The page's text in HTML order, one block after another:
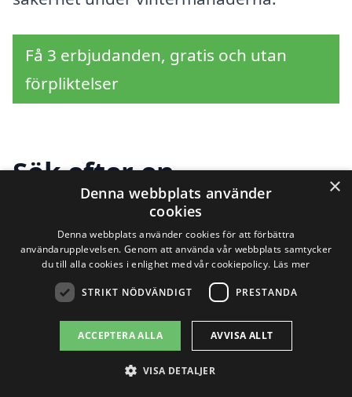
Få 3 erbjudanden, gratis och utan
förpliktelser
Sök efter en
professionell för
snöröjning i andra
städer nära Venngarn
Att hålla din uppfart, gångvägar och
andra ytor fria från snö är viktigt för både
×
Denna webbplats använder
cookies
Denna webbplats använder cookies för att förbättra
användarupplevelsen. Genom att använda vår webbplats samtycker
du till alla cookies i enlighet med vår cookiepolicy. Läs mer
STRIKT NÖDVÄNDIGT PRESTANDA
ACCEPTERA ALLA AVVISA ALLT
VISA DETALJER